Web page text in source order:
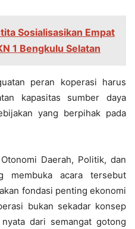
Sosialisasikan Empat
1 Bengkulu Selatan
peran koperasi harus
kapasitas sumber daya
yang berpihak pada
Daerah, Politik, dan
membuka acara tersebut
fondasi penting ekonomi
bukan sekadar konsep
dari semangat gotong